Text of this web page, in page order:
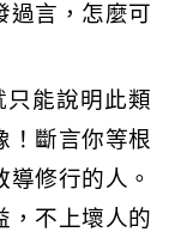
過言，怎麼可
能說明此類
！斷言你等根
修行的人。
，不上壞人的